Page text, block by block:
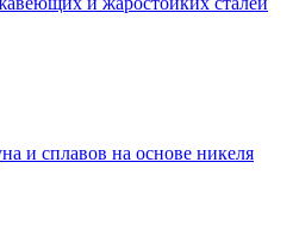
и сплавов на основе никеля